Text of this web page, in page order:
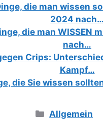
die man wissen
2024 nach…
die man WISSEN
nach…
Crips:
Kampf…
die Sie wissen
Categories
Allgemein